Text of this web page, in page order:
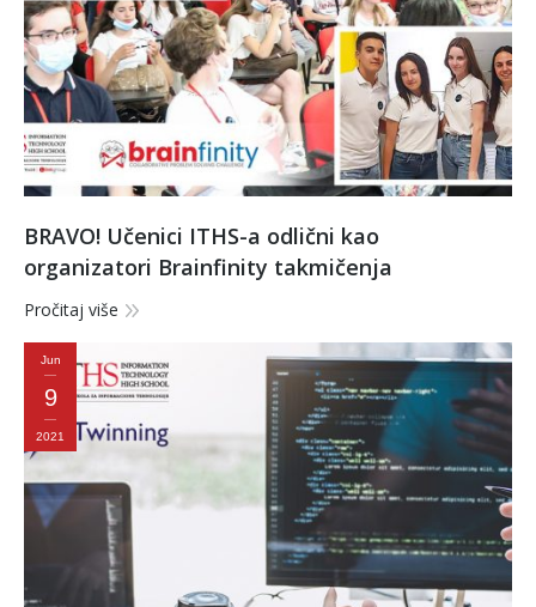
BRAVO! Učenici ITHS-a odlični kao
organizatori Brainfinity takmičenja
Pročitaj više
Jun
9
2021